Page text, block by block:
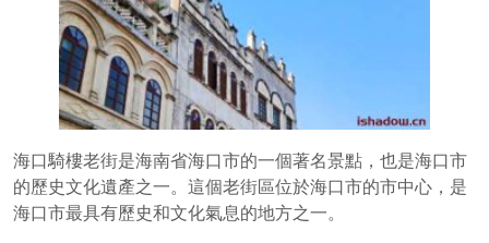
海口騎樓老街是海南省海口市的一個著名景點，也是海口市
的歷史文化遺產之一。這個老街區位於海口市的市中心，是
海口市最具有歷史和文化氣息的地方之一。